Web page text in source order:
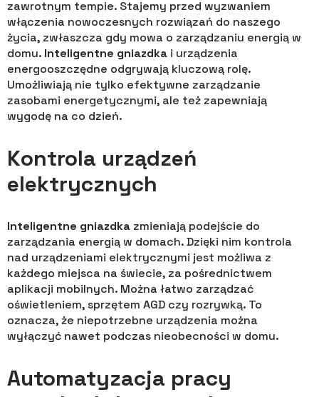
zawrotnym tempie. Stajemy przed wyzwaniem
włączenia nowoczesnych rozwiązań do naszego
życia, zwłaszcza gdy mowa o zarządzaniu energią w
domu. Inteligentne gniazdka i urządzenia
energooszczędne odgrywają kluczową rolę.
Umożliwiają nie tylko efektywne zarządzanie
zasobami energetycznymi, ale też zapewniają
wygodę na co dzień.
Kontrola urządzeń
elektrycznych
Inteligentne gniazdka zmieniają podejście do
zarządzania energią w domach. Dzięki nim kontrola
nad urządzeniami elektrycznymi jest możliwa z
każdego miejsca na świecie, za pośrednictwem
aplikacji mobilnych. Można łatwo zarządzać
oświetleniem, sprzętem AGD czy rozrywką. To
oznacza, że niepotrzebne urządzenia można
wyłączyć nawet podczas nieobecności w domu.
Automatyzacja pracy